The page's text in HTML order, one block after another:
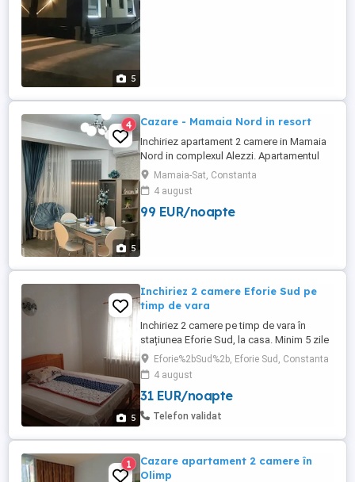
5
5
4 Cazare - Mamaia Nord in resort
Inchiriez apartament 2 camere in Mamaia
Nord in complexul Alezzi. Apartamentul
este nou situat in prima linie la mare la 20
m de plaja. Mobilat si utilat complet,
modern. In resort puteti beneficia de 2
piscine pentru adulti , o piscina copii,
Mamaia-Sat, Constanta
4 august
99 EUR/noapte
5
Inchiriez 2 camere Eforie Sud pe
timp de vara
Inchiriez 2 camere pe timp de vara în
stațiunea Eforie Sud, la casa. Minim 5 zile
sejurul ! Sub 5 zile nu inchiriem ! Locația
se afla la o distanta de 500 m de mare in
zona Cazino si 500 m de ghiol. Cazarea.se
face in baza datelor din buletin. Optam
pentru clienți care nu sunt cu copii mai
Eforie%2bSud%2b, Eforie Sud, Constanta
4 august
31 EUR/noapte
Telefon validat
1
Cazare apartament 2 camere în
Olimp